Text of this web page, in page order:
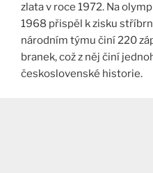
zlata v roce 1972. Na
1968 přispěl k zisku
národním týmu činí 220
branek, což z něj činí
československé historie.